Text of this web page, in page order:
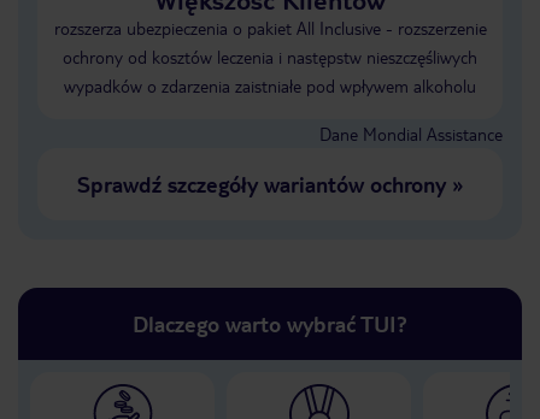
rozszerza ubezpieczenia o pakiet All Inclusive - rozszerzenie
ochrony od kosztów leczenia i następstw nieszczęśliwych
wypadków o zdarzenia zaistniałe pod wpływem alkoholu
Dane Mondial Assistance
Sprawdź szczegóły wariantów ochrony»
Dlaczego warto wybrać TUI?